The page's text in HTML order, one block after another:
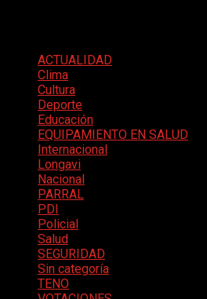
ACTUALIDAD
Clima
Cultura
Deporte
Educación
EQUIPAMIENTO EN SALUD
Internacional
Longavi
Nacional
PARRAL
PDI
Policial
Salud
SEGURIDAD
Sin categoría
TENO